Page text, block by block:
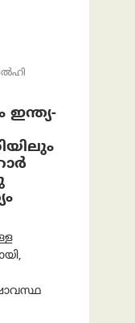
ഇന്ത്യ-